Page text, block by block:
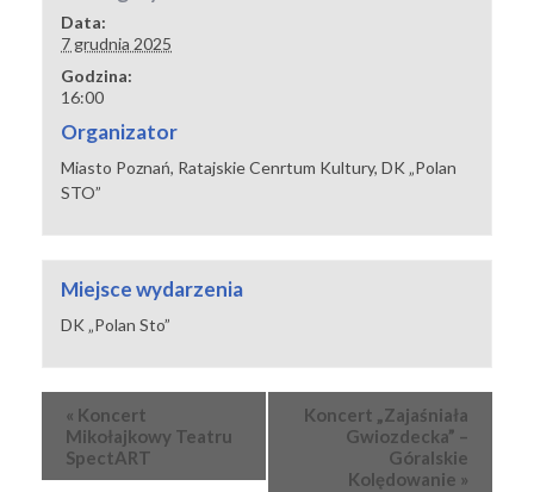
Data:
7 grudnia 2025
Godzina:
16:00
Organizator
Miasto Poznań, Ratajskie Cenrtum Kultury, DK „Polan
STO”
Miejsce wydarzenia
DK „Polan Sto”
Wydarzenie
Nawigacja
« Koncert
Mikołajkowy Teatru
SpectART
Koncert „Zajaśniała
Gwiozdecka” –
Góralskie
Kolędowanie »